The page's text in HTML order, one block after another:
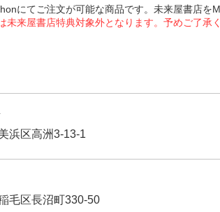
にてご注文が可能な商品です。未来屋書店を
来屋書店特典対象外となります。予めご了承く
浜区高洲3-13-1
毛区長沼町330-50